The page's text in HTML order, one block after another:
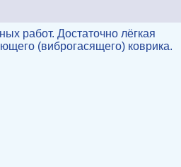
работ. Достаточно лёгкая
(виброгасящего) коврика.